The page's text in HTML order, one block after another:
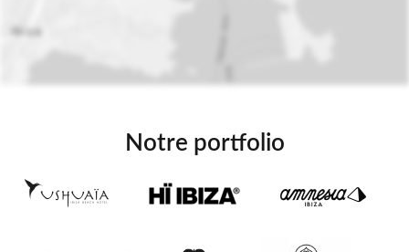
Notre portfolio